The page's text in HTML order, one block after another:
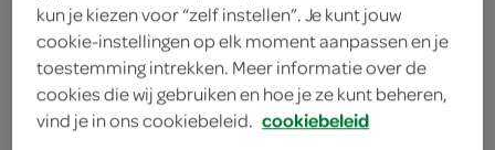
Spar muffin blueberry
130 Gram
kies je SPAR
kun je kiezen voor “zelf instellen”. Je kunt jouw
cookie-instellingen op elk moment aanpassen en je
toestemming intrekken. Meer informatie over de
cookies die wij gebruiken en hoe je ze kunt beheren,
vind je in ons cookiebeleid. cookiebeleid